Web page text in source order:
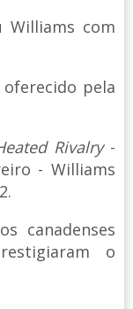
Williams com
pela
Rivalry-
- Williams
canadenses
o